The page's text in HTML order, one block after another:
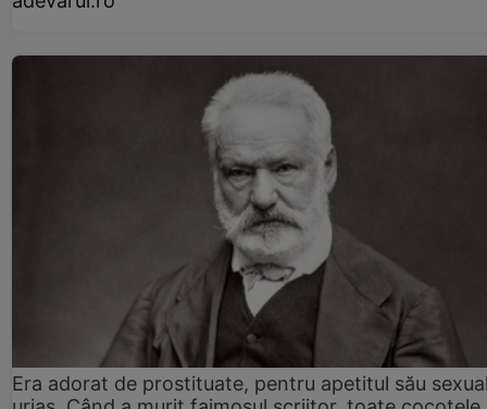
Era adorat de prostituate, pentru apetitul său